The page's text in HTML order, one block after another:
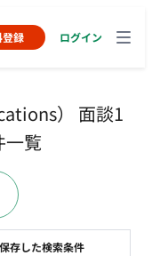
登録 ログイン
） 面談1
一覧
保存した検索条件